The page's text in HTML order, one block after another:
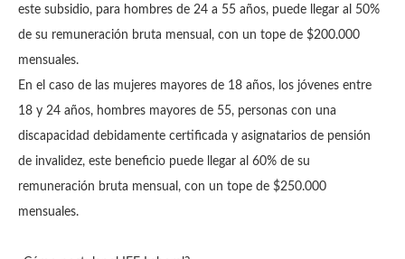
este subsidio, para hombres de 24 a 55 años, puede llegar al 50%
de su remuneración bruta mensual, con un tope de $200.000
mensuales.
En el caso de las mujeres mayores de 18 años, los jóvenes entre
18 y 24 años, hombres mayores de 55, personas con una
discapacidad debidamente certificada y asignatarios de pensión
de invalidez, este beneficio puede llegar al 60% de su
remuneración bruta mensual, con un tope de $250.000
mensuales.